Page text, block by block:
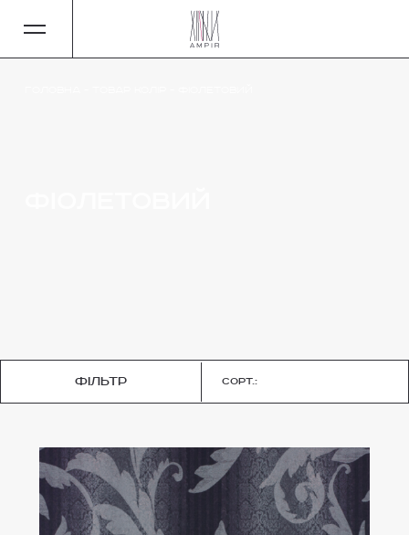
фільтр Сорт.: